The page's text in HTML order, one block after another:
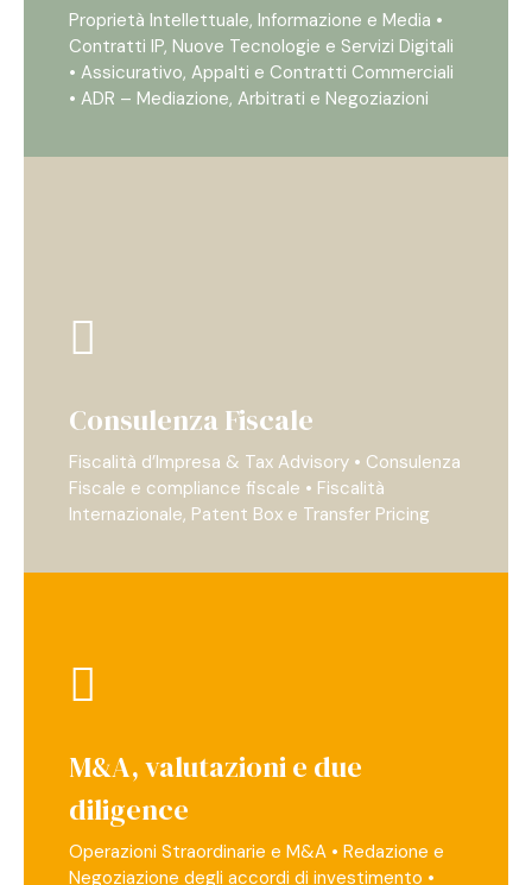
Proprietà Intellettuale, Informazione e Media •
Contratti IP, Nuove Tecnologie e Servizi Digitali
• Assicurativo, Appalti e Contratti Commerciali
• ADR – Mediazione, Arbitrati e Negoziazioni
Consulenza Fiscale
Fiscalità d’Impresa & Tax Advisory • Consulenza
Fiscale e compliance fiscale • Fiscalità
Internazionale, Patent Box e Transfer Pricing
M&A, valutazioni e due
diligence
Operazioni Straordinarie e M&A • Redazione e
Negoziazione degli accordi di investimento •